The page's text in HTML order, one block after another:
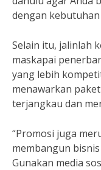
dengan kebutuhan
Selain itu, jalinlah
maskapai
yang lebih
menawarkan
terjangkau dan
“Promosi juga
membangun
Gunakan media